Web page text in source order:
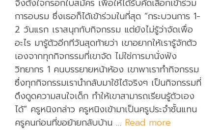
จึงตั้งใจกรอกใบสมัคร เพื่อให้ได้รับคัดเลือกเข้าร่วม
การอบรม ซึ่งเธอก็ได้เข้าร่วมในที่สุด “กระบวนการ 1-
2 วันแรก เราสนุกกับกิจกรรม แต่ยังไม่รู้ว่าจัดเพื่อ
อะไร มารู้ตัวอีกทีวันสุดท้ายว่า เขาอยากให้เรารู้จักตัว
เองจากทุกกิจกรรมที่เขาจัด ไม่ใช่การมานั่งฟัง
วิทยากร 1 คนบรรยายหน้าห้อง เขาพาเราทำกิจกรรม
ซึ่งทุกกิจกรรมเรานำกลับมาใช้ได้จริงๆ เป็นกิจกรรมที่
ดึงดูดความสนใจเด็ก ทำให้เขาสามารถเรียนรู้ตัวเอง
ได้” ครูหนิงกล่าว ครูหนิงเข้ามาเป็นครูประจำชั้นแทน
ครูคนก่อนที่ขอย้ายกลับบ้าน … Read more